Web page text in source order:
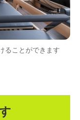
ることができます